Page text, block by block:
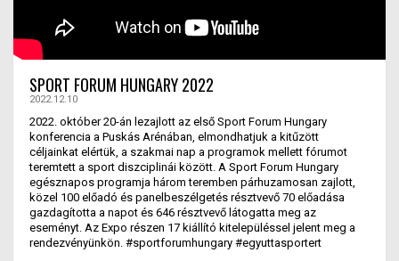
SPORT FORUM HUNGARY 2022
2022.12.10
2022. október 20-án lezajlott az első Sport Forum Hungary
konferencia a Puskás Arénában, elmondhatjuk a kitűzött
céljainkat elértük, a szakmai nap a programok mellett fórumot
teremtett a sport diszciplinái között. A Sport Forum Hungary
egésznapos programja három teremben párhuzamosan zajlott,
közel 100 előadó és panelbeszélgetés résztvevő 70 előadása
gazdagította a napot és 646 résztvevő látogatta meg az
eseményt. Az Expo részen 17 kiállító kitelepüléssel jelent meg a
rendezvényünkön. #sportforumhungary #egyuttasportert